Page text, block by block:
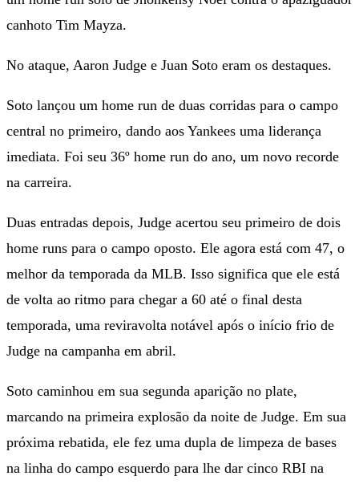
canhoto Tim Mayza.
No ataque, Aaron Judge e Juan Soto eram os destaques.
Soto lançou um home run de duas corridas para o campo
central no primeiro, dando aos Yankees uma liderança
imediata. Foi seu 36º home run do ano, um novo recorde
na carreira.
Duas entradas depois, Judge acertou seu primeiro de dois
home runs para o campo oposto. Ele agora está com 47, o
melhor da temporada da MLB. Isso significa que ele está
de volta ao ritmo para chegar a 60 até o final desta
temporada, uma reviravolta notável após o início frio de
Judge na campanha em abril.
Soto caminhou em sua segunda aparição no plate,
marcando na primeira explosão da noite de Judge. Em sua
próxima rebatida, ele fez uma dupla de limpeza de bases
na linha do campo esquerdo para lhe dar cinco RBI na